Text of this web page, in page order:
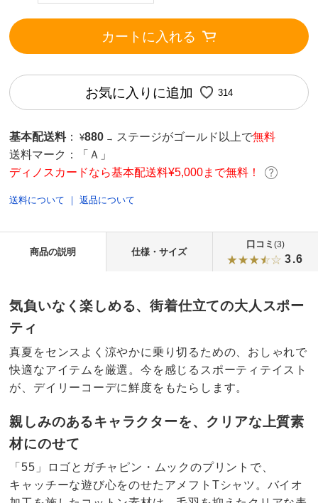
カートに入れる
お気に入りに追加 314
基本配送料 ： ¥880 → ステージがゴールド以上で無料
送料マーク：
「Ａ」
ディノスカードなら基本配送料¥5,000まで無料！
送料について ｜返品について
商品の説明 仕様・サイズ
口コミ (3)
3.6
気負いなく楽しめる、街着仕立ての大人スポー
ティ
真夏をセンスよく涼やかに乗り切るための、おしゃれで
快適なアイテムを厳選。今を感じるスポーティテイスト
が、デイリーコーデに鮮度をもたらします。
親しみのあるキャラクターを、クリアな上質素
材にのせて
「55」ロゴとガチャピン・ムックのプリントで、
キャッチーな遊び心をのせたアメフトTシャツ。バイオ